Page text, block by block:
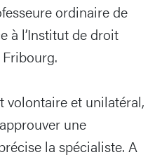
ordinaire de
à l’Institut de droit
volontaire et unilatéral,
une
la spécialiste. A